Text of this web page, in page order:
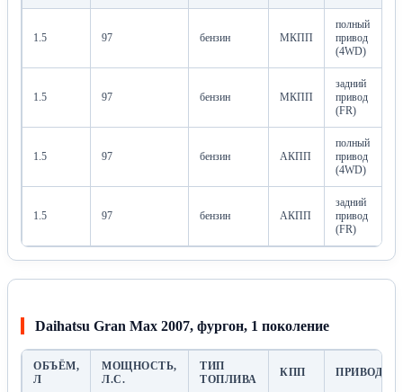
1.5 97 бензин МКПП
полный
привод
(4WD)
1.5 97 бензин МКПП
задний
привод
(FR)
1.5 97 бензин АКПП
полный
привод
(4WD)
1.5 97 бензин АКПП
задний
привод
(FR)
Daihatsu Gran Max 2007, фургон, 1 поколение
ОБЪЁМ,
Л
МОЩНОСТЬ,
Л.С.
ТИП
ТОПЛИВА
КПП ПРИВОД